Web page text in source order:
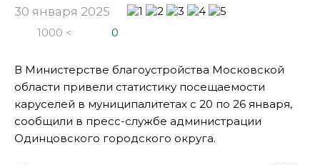
30 января 2025
1000 < 0
В Министерстве благоустройства Московской
области привели статистику посещаемости
каруселей в муниципалитетах с 20 по 26 января,
сообщили в пресс-службе администрации
Одинцовского городского округа.